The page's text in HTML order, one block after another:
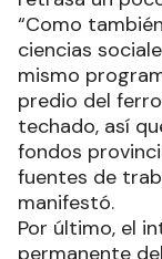
“Como
ciencias
mismo
predio del
techado, así
fondos
fuentes de
manifestó.
Por último, el